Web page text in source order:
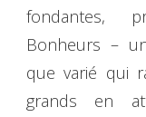
fondantes,
Bonheurs –
que varié qui
grands en